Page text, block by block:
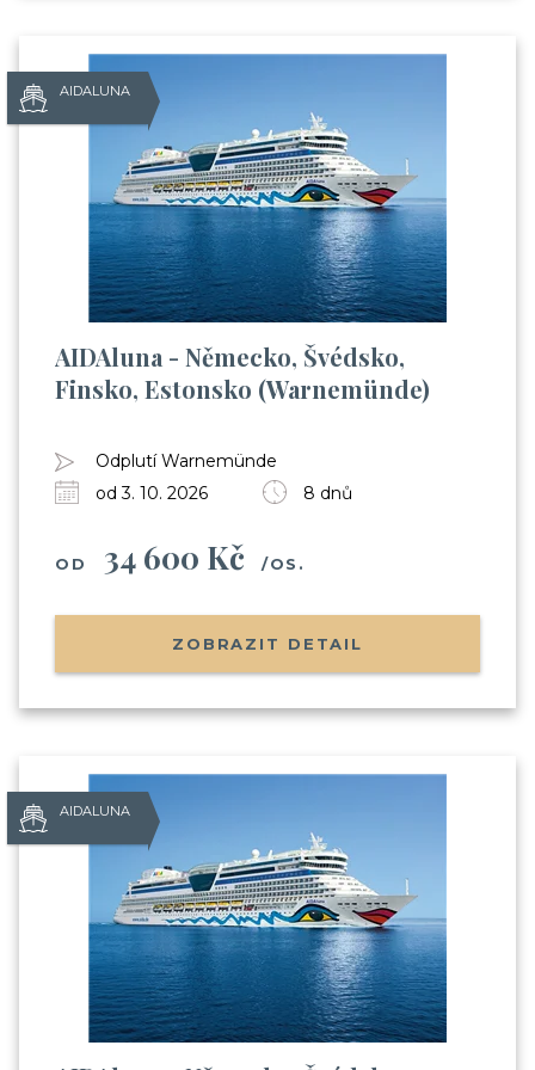
AIDALUNA
AIDAluna - Německo, Švédsko,
Finsko, Estonsko (Warnemünde)
Odplutí Warnemünde
od 3. 10. 2026
8 dnů
OD 34 600 Kč /OS.
ZOBRAZIT DETAIL
AIDALUNA